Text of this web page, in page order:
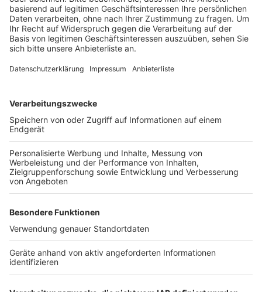
Musik: "Head & Heart" haben wir für euch im besten
Mix bereitgestellt.
Anzeige
Wir benötigen Ihre
Zustimmung, um den YouTube
Wir verwenden einen Service eines
Drittanbieters, um Videoinhalte
einzubetten. Dieser Service kann
Daten zu Ihren Aktivitäten
sammeln. Bitte lesen Sie die
Details durch und stimmen Sie der
Nutzung des Service zu, um dieses
Video anzusehen.
Mehr Informationen
Joel Corry & MNEK - Head & Heart (Official Video)